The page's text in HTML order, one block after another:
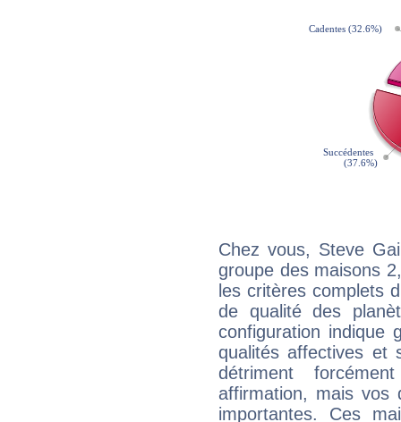
Chez vous, Steve
groupe des maisons
les critères complets
de qualité des
configuration indique
qualités affectives et
détriment
affirmation, mais
importantes. Ces